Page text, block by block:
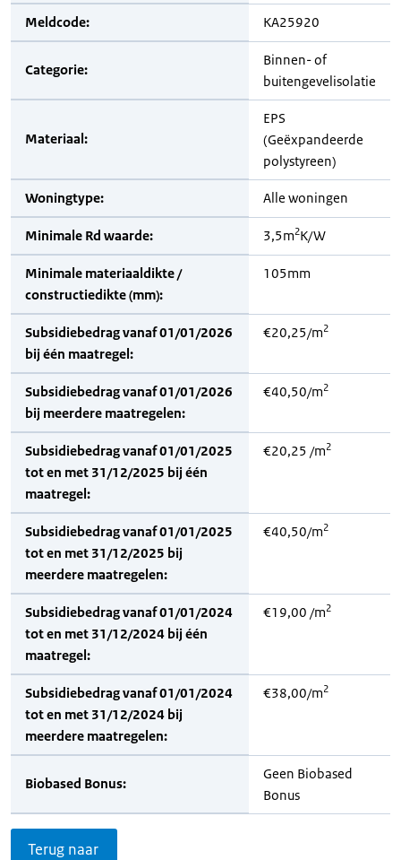
Meldcode: KA25920
Categorie:
Binnen- of
buitengevelisolatie
Materiaal:
EPS
(Geëxpandeerde
polystyreen)
Woningtype: Alle woningen
Minimale Rd waarde: 3,5m2K/W
Minimale materiaaldikte /
constructiedikte (mm):
105mm
Subsidiebedrag vanaf 01/01/2026
bij één maatregel:
€20,25/m2
Subsidiebedrag vanaf 01/01/2026
bij meerdere maatregelen:
€40,50/m2
Subsidiebedrag vanaf 01/01/2025
tot en met 31/12/2025 bij één
maatregel:
€20,25 /m2
Subsidiebedrag vanaf 01/01/2025
tot en met 31/12/2025 bij
meerdere maatregelen:
€40,50/m2
Subsidiebedrag vanaf 01/01/2024
tot en met 31/12/2024 bij één
maatregel:
€19,00 /m2
Subsidiebedrag vanaf 01/01/2024
tot en met 31/12/2024 bij
meerdere maatregelen:
€38,00/m2
Biobased Bonus:
Geen Biobased
Bonus
Terug naar